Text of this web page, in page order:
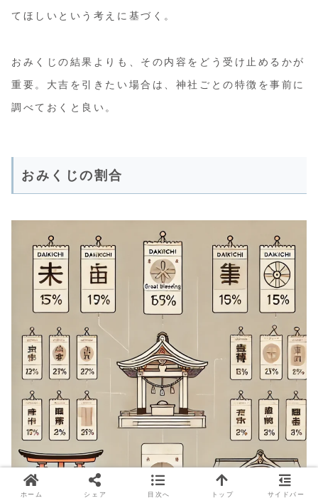
てほしいという考えに基づく。
おみくじの結果よりも、その内容をどう受け止めるかが
重要。大吉を引きたい場合は、神社ごとの特徴を事前に
調べておくと良い。
おみくじの割合
ホーム シェア 目次へ トップ サイドバー